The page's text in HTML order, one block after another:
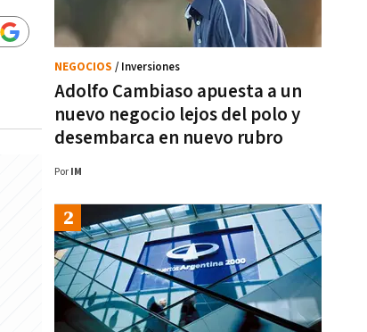
Adolfo Cambiaso apuesta a un
nuevo negocio lejos del polo y
desembarca en nuevo rubro
NEGOCIOS / Inversiones
Por IM